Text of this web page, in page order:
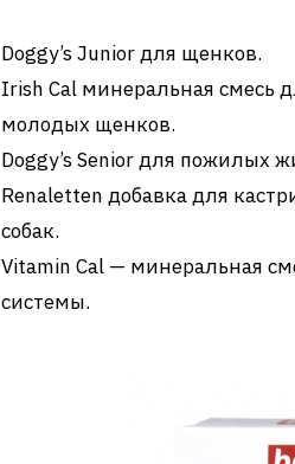
Doggy’s Junior для щенков.
Irish Cal минеральная смесь
молодых щенков.
Doggy’s Senior для пожилых
Renaletten добавка для
собак.
Vitamin Cal — минеральная
системы.